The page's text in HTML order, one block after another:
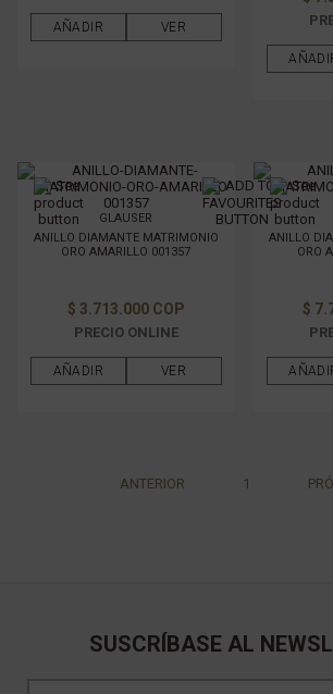
AÑADIR VER
GLAUSER
ANILLO DIAMANTE MATRIMONIO
ORO AMARILLO 001357
$ 3.713.000 COP
PRECIO ONLINE
AÑADIR VER
ANILLO
ORO
$
ANTERIOR 1
SUSCRÍBASE AL